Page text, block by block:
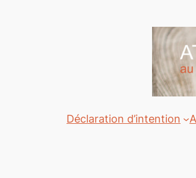
Déclaration d’intention